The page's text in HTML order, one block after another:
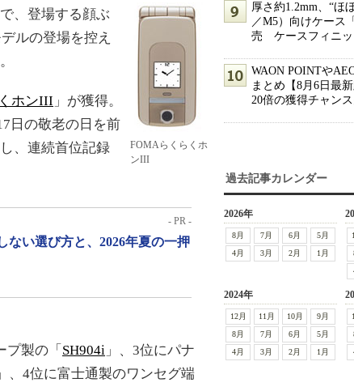
FOMAらくらくホ
ンIII
、登場する顔ぶ
ルの登場を控え
ホンIII 」が獲得。
日の敬老の日を前
、連続首位記録
- PR -
ない選び方と、2026年夏の一押
プ製の「 SH904i 」、3位にパナ
」、4位に富士通製のワンセグ端
厚さ約1.2mm、“ほ
／M5）向けケース
売 ケースフィニッ
WAON POINTや
まとめ【8月6日最
20倍の獲得チャン
過去記事カレンダー
2026年
8月 7月 6月
5月
4月
3月 2月 1月
2024年
12月 11月 10月
9月
8月
7月 6月
5月
4月
3月 2月 1月